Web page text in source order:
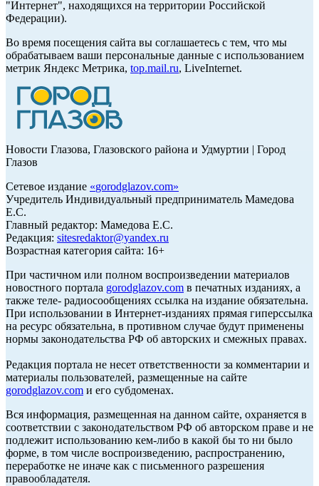
"Интернет", находящихся на территории Российской
Федерации).
Во время посещения сайта вы соглашаетесь с тем, что мы
обрабатываем ваши персональные данные с использованием
метрик Яндекс Метрика, top.mail.ru, LiveInternet.
Новости Глазова, Глазовского района и Удмуртии | Город
Глазов
Сетевое издание «gorodglazov.com»
Учредитель Индивидуальный предприниматель Мамедова
Е.С.
Главный редактор: Мамедова Е.С.
Редакция: sitesredaktor@yandex.ru
Возрастная категория сайта: 16+
При частичном или полном воспроизведении материалов
новостного портала gorodglazov.com в печатных изданиях, а
также теле- радиосообщениях ссылка на издание обязательна.
При использовании в Интернет-изданиях прямая гиперссылка
на ресурс обязательна, в противном случае будут применены
нормы законодательства РФ об авторских и смежных правах.
Редакция портала не несет ответственности за комментарии и
материалы пользователей, размещенные на сайте
gorodglazov.com и его субдоменах.
Вся информация, размещенная на данном сайте, охраняется в
соответствии с законодательством РФ об авторском праве и не
подлежит использованию кем-либо в какой бы то ни было
форме, в том числе воспроизведению, распространению,
переработке не иначе как с письменного разрешения
правообладателя.